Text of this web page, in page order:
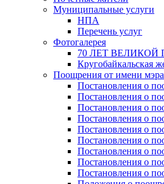
Муниципальные услуги
НПА
Перечень услуг
Фотогалерея
70 ЛЕТ ВЕЛИКОЙ
Кругобайкальская
Поощрения от имени
Постановления о
Постановления о
Постановления о
Постановления о
Постановления о
Постановления о
Постановления о
Постановления о
Постановления о